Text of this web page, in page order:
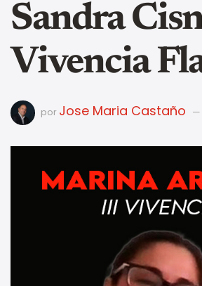
Sandra
Vivencia
por Jose Maria Castaño